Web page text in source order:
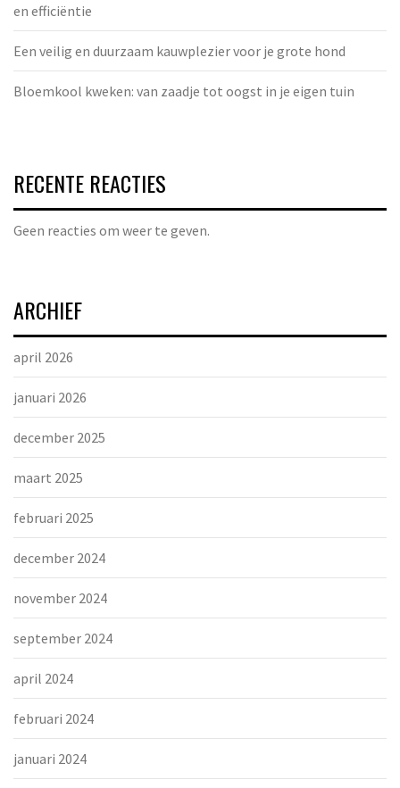
en efficiëntie
Een veilig en duurzaam kauwplezier voor je grote hond
Bloemkool kweken: van zaadje tot oogst in je eigen tuin
RECENTE REACTIES
Geen reacties om weer te geven.
ARCHIEF
april 2026
januari 2026
december 2025
maart 2025
februari 2025
december 2024
november 2024
september 2024
april 2024
februari 2024
januari 2024